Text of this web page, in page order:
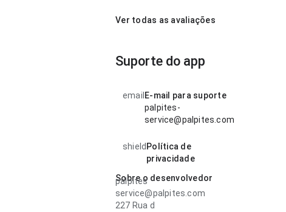
Ver todas as avaliações
Suporte do app
email E-mail para suporte
palpites-
service@palpites.com
shield Política de
privacidade
Sobre o desenvolvedor
palpites
service@palpites.com
227 Rua d